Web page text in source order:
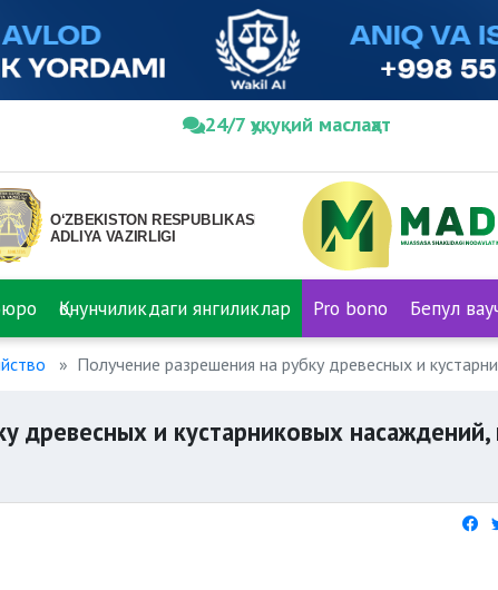
24/7 ҳуқуқий маслаҳат
Қонунчиликдаги янгиликлар Pro bono Бепул
Получение разрешения на рубку древесных и
древесных и кустарниковых насаждений,